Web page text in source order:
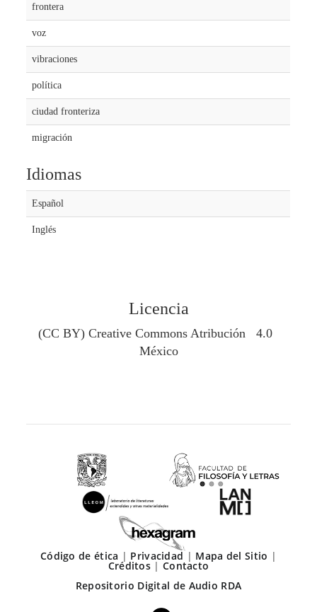
frontera
voz
vibraciones
política
ciudad fronteriza
migración
Idiomas
Español
Inglés
Licencia
(CC BY) Creative Commons Atribución 4.0
México
Código de ética | Privacidad | Mapa del Sitio |
Créditos | Contacto
Repositorio Digital de Audio RDA